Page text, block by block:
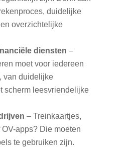
duidelijke
overzichtelijke
diensten –
moet voor iedereen
van duidelijke
scherm leesvriendelijke
– Treinkaartjes,
apps? Die moeten
te gebruiken zijn.